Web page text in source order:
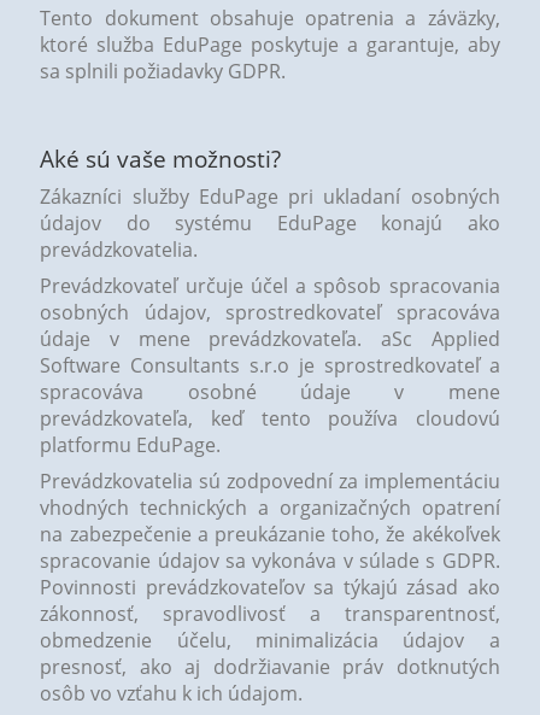
Tento dokument obsahuje opatrenia a záväzky,
ktoré služba EduPage poskytuje a garantuje, aby
sa splnili požiadavky GDPR.
Aké sú vaše možnosti?
Zákazníci služby EduPage pri ukladaní osobných
údajov do systému EduPage konajú ako
prevádzkovatelia.
Prevádzkovateľ určuje účel a spôsob spracovania
osobných údajov, sprostredkovateľ spracováva
údaje v mene prevádzkovateľa. aSc Applied
Software Consultants s.r.o je sprostredkovateľ a
spracováva osobné údaje v mene
prevádzkovateľa, keď tento používa cloudovú
platformu EduPage.
Prevádzkovatelia sú zodpovední za implementáciu
vhodných technických a organizačných opatrení
na zabezpečenie a preukázanie toho, že akékoľvek
spracovanie údajov sa vykonáva v súlade s GDPR.
Povinnosti prevádzkovateľov sa týkajú zásad ako
zákonnosť, spravodlivosť a transparentnosť,
obmedzenie účelu, minimalizácia údajov a
presnosť, ako aj dodržiavanie práv dotknutých
osôb vo vzťahu k ich údajom.